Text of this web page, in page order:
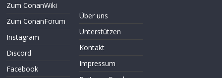
Zum ConanWiki
Zum ConanForum
Instagram
Discord
Facebook
Über uns
Unterstützen
Kontakt
Impressum